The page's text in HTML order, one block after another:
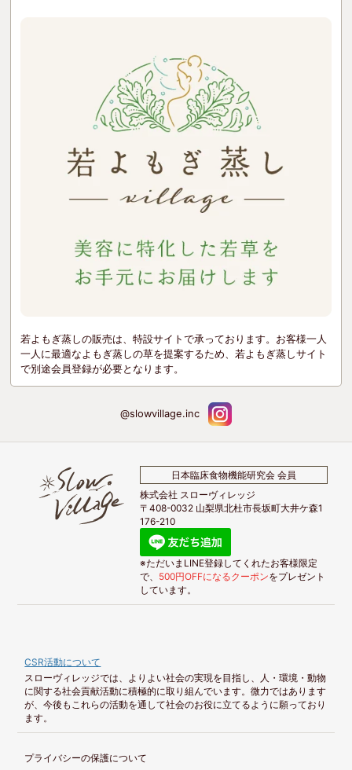
若よもぎ蒸しの販売は、特設サイトで承っております。お客様一人
一人に最適なよもぎ蒸しの草を提案するため、若よもぎ蒸しサイト
で別途会員登録が必要となります。
@slowvillage.inc
日本臨床食物機能研究会 会員
株式会社 スローヴィレッジ
〒408-0032 山梨県北杜市長坂町大井ケ森1
176-210
※ただいまLINE登録してくれたお客様限定
で、 500円OFFになるクーポンをプレゼント
しています。
CSR活動について
スローヴィレッジでは、よりよい社会の実現を目指し、人・環境・動物
に関する社会貢献活動に積極的に取り組んでいます。微力ではあります
が、今後もこれらの活動を通して社会のお役に立てるように願っており
ます。
プライバシーの保護について